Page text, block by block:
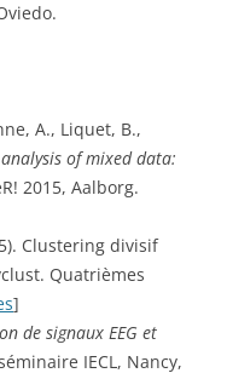
A., Liquet, B.,
of mixed data:
2015, Aalborg.
Clustering divisif
Quatrièmes
]
de signaux EEG et
IECL, Nancy,